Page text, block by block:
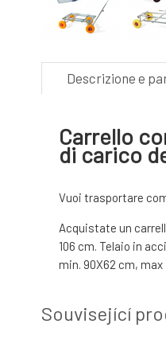
Descrizione e
Carrello
di carico
Vuoi trasportare
Acquistate un
106 cm. Telaio in
min. 90X62 cm,
Související